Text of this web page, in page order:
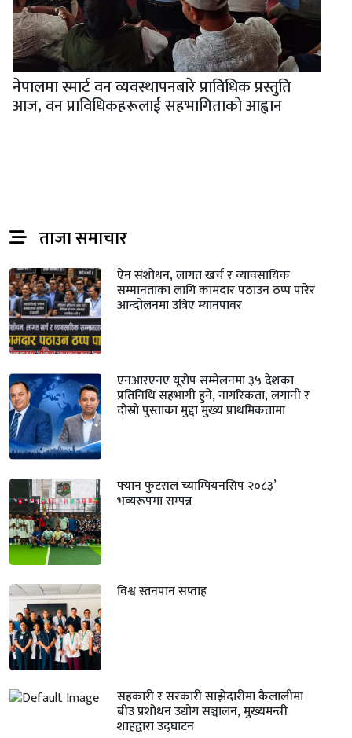
नेपालमा स्मार्ट वन व्यवस्थापनबारे प्राविधिक प्रस्तुति
आज, वन प्राविधिकहरूलाई सहभागिताको आह्वान
ताजा समाचार
ऐन संशोधन, लागत खर्च र व्यावसायिक
सम्मानताका लागि कामदार पठाउन ठप्प पारेर
आन्दोलनमा उत्रिए म्यानपावर
एनआरएनए यूरोप सम्मेलनमा ३५ देशका
प्रतिनिधि सहभागी हुने, नागरिकता, लगानी र
दोस्रो पुस्ताका मुद्दा मुख्य प्राथमिकतामा
फ्यान फुटसल च्याम्पियनसिप २०८३’
भव्यरूपमा सम्पन्न
विश्व स्तनपान सप्ताह
सहकारी र सरकारी साझेदारीमा कैलालीमा
बीउ प्रशोधन उद्योग सञ्चालन, मुख्यमन्त्री
शाहद्वारा उद्घाटन